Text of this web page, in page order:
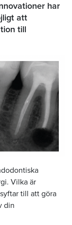
har
att
till
Vilka är
till att göra
din